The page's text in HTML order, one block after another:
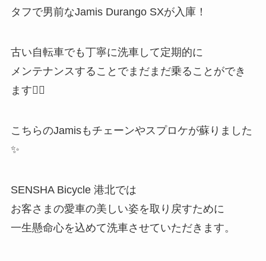
タフで男前なJamis Durango SXが入庫！
古い自転車でも丁寧に洗車して定期的に
メンテナンスすることでまだまだ乗ることができ
ます👆🏼
こちらのJamisもチェーンやスプロケが蘇りました
✨
SENSHA Bicycle 港北では
お客さまの愛車の美しい姿を取り戻すために
一生懸命心を込めて洗車させていただきます。